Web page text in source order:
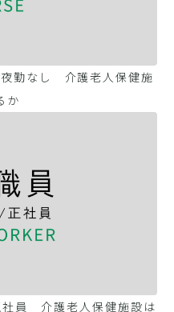
なし 介護老人保健施
か
員 介護老人保健施設は